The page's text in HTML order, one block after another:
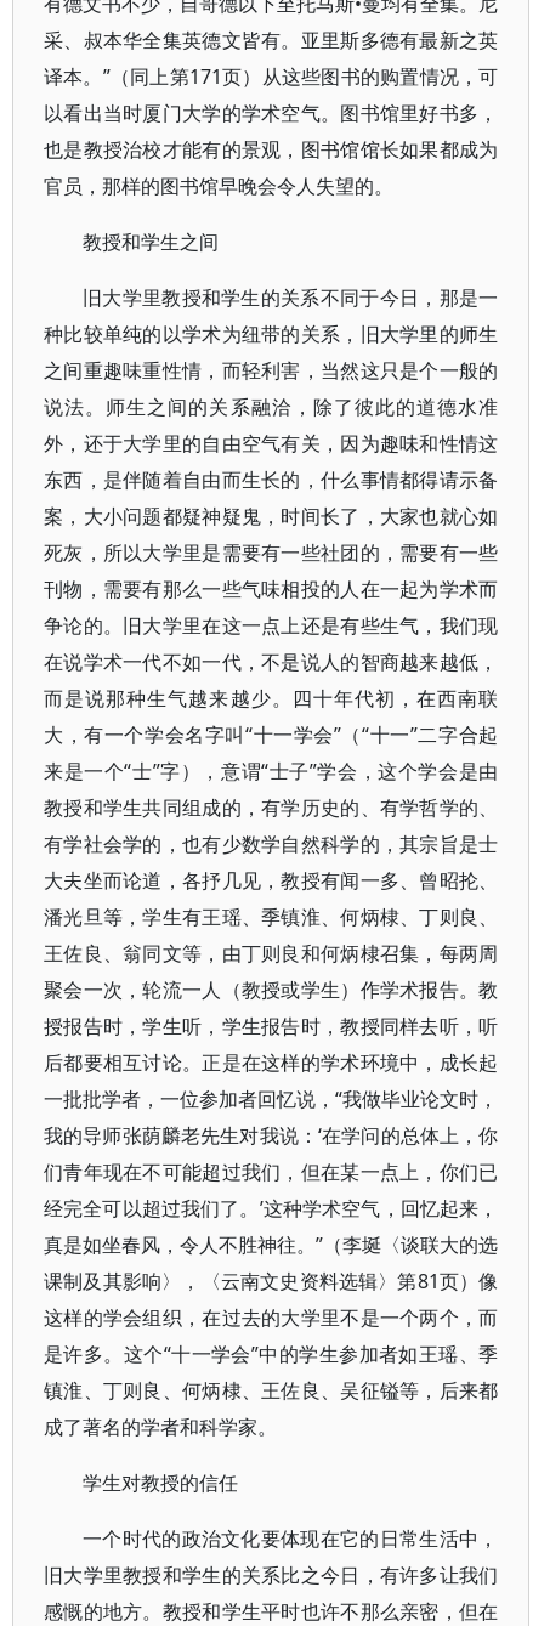
采、叔本华全集英德文皆有。亚里斯多德有最新之英
译本。”（同上第171页）从这些图书的购置情况，可
以看出当时厦门大学的学术空气。图书馆里好书多，
也是教授治校才能有的景观，图书馆馆长如果都成为
官员，那样的图书馆早晚会令人失望的。
教授和学生之间
旧大学里教授和学生的关系不同于今日，那是一
种比较单纯的以学术为纽带的关系，旧大学里的师生
之间重趣味重性情，而轻利害，当然这只是个一般的
说法。师生之间的关系融洽，除了彼此的道德水准
外，还于大学里的自由空气有关，因为趣味和性情这
东西，是伴随着自由而生长的，什么事情都得请示备
案，大小问题都疑神疑鬼，时间长了，大家也就心如
死灰，所以大学里是需要有一些社团的，需要有一些
刊物，需要有那么一些气味相投的人在一起为学术而
争论的。旧大学里在这一点上还是有些生气，我们现
在说学术一代不如一代，不是说人的智商越来越低，
而是说那种生气越来越少。四十年代初，在西南联
大，有一个学会名字叫“十一学会”（“十一”二字合起
来是一个“士”字），意谓“士子”学会，这个学会是由
教授和学生共同组成的，有学历史的、有学哲学的、
有学社会学的，也有少数学自然科学的，其宗旨是士
大夫坐而论道，各抒几见，教授有闻一多、曾昭抡、
潘光旦等，学生有王瑶、季镇淮、何炳棣、丁则良、
王佐良、翁同文等，由丁则良和何炳棣召集，每两周
聚会一次，轮流一人（教授或学生）作学术报告。教
授报告时，学生听，学生报告时，教授同样去听，听
后都要相互讨论。正是在这样的学术环境中，成长起
一批批学者，一位参加者回忆说，“我做毕业论文时，
我的导师张荫麟老先生对我说：‘在学问的总体上，你
们青年现在不可能超过我们，但在某一点上，你们已
经完全可以超过我们了。’这种学术空气，回忆起来，
真是如坐春风，令人不胜神往。”（李埏〈谈联大的选
课制及其影响〉，〈云南文史资料选辑〉第81页）像
这样的学会组织，在过去的大学里不是一个两个，而
是许多。这个“十一学会”中的学生参加者如王瑶、季
镇淮、丁则良、何炳棣、王佐良、吴征镒等，后来都
成了著名的学者和科学家。
学生对教授的信任
一个时代的政治文化要体现在它的日常生活中，
旧大学里教授和学生的关系比之今日，有许多让我们
感慨的地方。教授和学生平时也许不那么亲密，但在